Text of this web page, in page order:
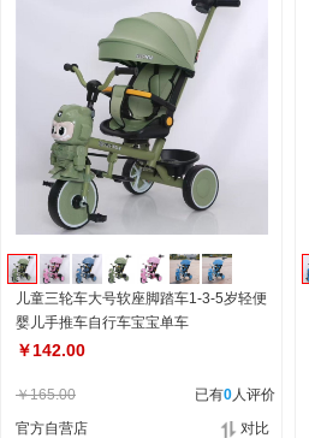
儿童三轮车大号软座脚踏车1-3-5岁轻便
婴儿手推车自行车宝宝单车
￥142.00
￥165.00 已有0人评价
官方自营店
对比